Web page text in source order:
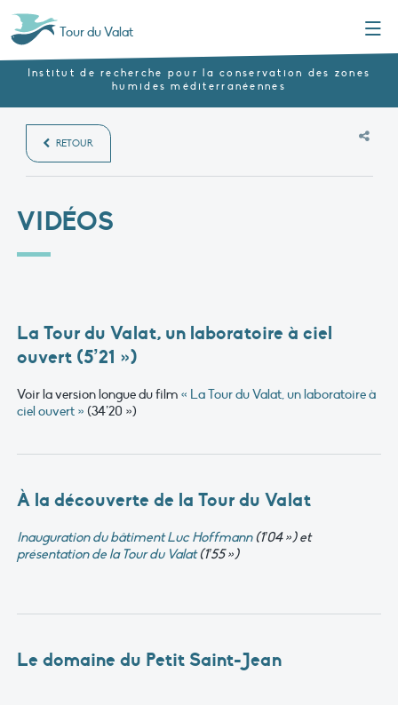
Tour du Valat
Institut de recherche pour la conservation des zones
humides méditerranéennes
RETOUR
VIDÉOS
La Tour du Valat, un laboratoire à ciel
ouvert (5’21 »)
Voir la version longue du film « La Tour du Valat, un laboratoire à
ciel ouvert » (34’20 »)
À la découverte de la Tour du Valat
Inauguration du bâtiment Luc Hoffmann(1’04 ») et
présentation de la Tour du Valat(1’55 »)
Le domaine du Petit Saint-Jean